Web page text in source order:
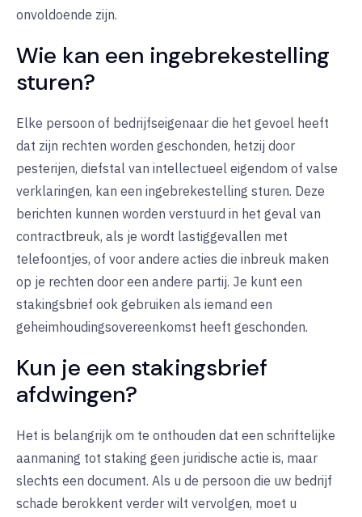
onvoldoende zijn.
Wie kan een ingebrekestelling
sturen?
Elke persoon of bedrijfseigenaar die het gevoel heeft
dat zijn rechten worden geschonden, hetzij door
pesterijen, diefstal van intellectueel eigendom of valse
verklaringen, kan een ingebrekestelling sturen. Deze
berichten kunnen worden verstuurd in het geval van
contractbreuk, als je wordt lastiggevallen met
telefoontjes, of voor andere acties die inbreuk maken
op je rechten door een andere partij. Je kunt een
stakingsbrief ook gebruiken als iemand een
geheimhoudingsovereenkomst heeft geschonden.
Kun je een stakingsbrief
afdwingen?
Het is belangrijk om te onthouden dat een schriftelijke
aanmaning tot staking geen juridische actie is, maar
slechts een document. Als u de persoon die uw bedrijf
schade berokkent verder wilt vervolgen, moet u